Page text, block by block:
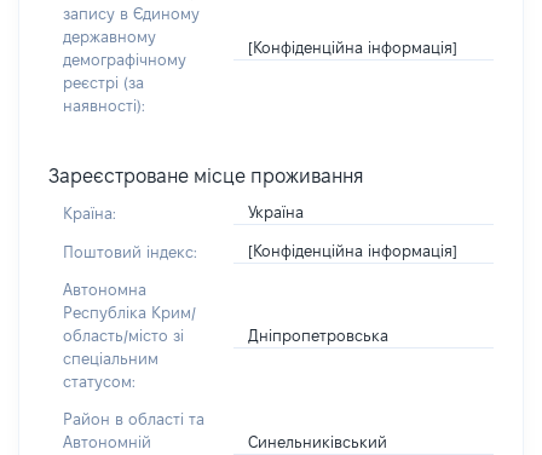
запису в Єдиному
державному
демографічному
реєстрі (за
наявності):
[Конфіденційна інформація]
Зареєстроване місце проживання
Країна: Україна
Поштовий індекс: [Конфіденційна інформація]
Автономна
Республіка Крим/
область/місто зі
спеціальним
статусом:
Дніпропетровська
Район в області та
Автономній
Синельниківський